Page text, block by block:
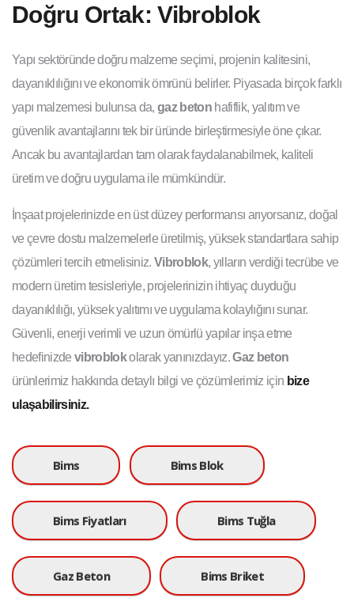
Doğru Ortak: Vibroblok
Yapı sektöründe doğru malzeme seçimi, projenin kalitesini,
dayanıklılığını ve ekonomik ömrünü belirler. Piyasada birçok farklı
yapı malzemesi bulunsa da,gaz beton hafiflik, yalıtım ve
güvenlik avantajlarını tek bir üründe birleştirmesiyle öne çıkar.
Ancak bu avantajlardan tam olarak faydalanabilmek, kaliteli
üretim ve doğru uygulama ile mümkündür.
İnşaat projelerinizde en üst düzey performansı arıyorsanız, doğal
ve çevre dostu malzemelerle üretilmiş, yüksek standartlara sahip
çözümleri tercih etmelisiniz.Vibroblok, yılların verdiği tecrübe ve
modern üretim tesisleriyle, projelerinizin ihtiyaç duyduğu
dayanıklılığı, yüksek yalıtımı ve uygulama kolaylığını sunar.
Güvenli, enerji verimli ve uzun ömürlü yapılar inşa etme
hedefinizdevibroblokolarak yanınızdayız.Gaz beton
ürünlerimiz hakkında detaylı bilgi ve çözümlerimiz için bize
ulaşabilirsiniz.
Bims Bims Blok
Bims Fiyatları Bims Tuğla
Gaz Beton Bims Briket